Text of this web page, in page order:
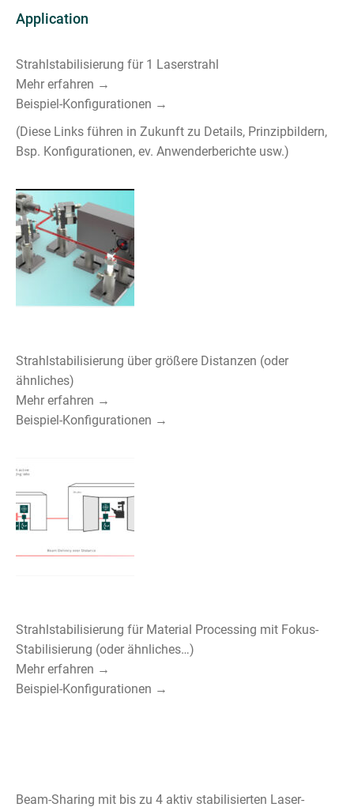
Application
Strahlstabilisierung für 1 Laserstrahl
Mehr erfahren →
Beispiel-Konfigurationen →
(Diese Links führen in Zukunft zu Details, Prinzipbildern,
Bsp. Konfigurationen, ev. Anwenderberichte usw.)
Strahlstabilisierung über größere Distanzen (oder
ähnliches)
Mehr erfahren →
Beispiel-Konfigurationen →
Strahlstabilisierung für Material Processing mit Fokus-
Stabilisierung (oder ähnliches…)
Mehr erfahren →
Beispiel-Konfigurationen →
Beam-Sharing mit bis zu 4 aktiv stabilisierten Laser-